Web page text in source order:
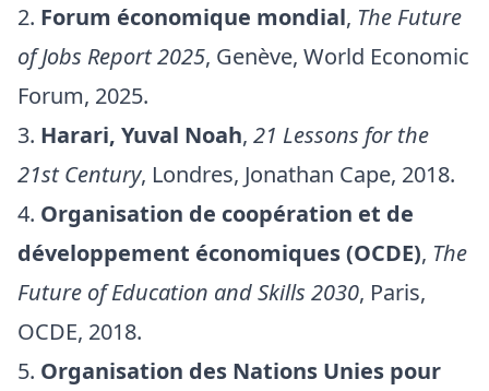
Forum économique mondial, The Future
of Jobs Report 2025, Genève, World Economic
Forum, 2025.
Harari, Yuval Noah, 21 Lessons for the
21st Century, Londres, Jonathan Cape, 2018.
Organisation de coopération et de
développement économiques (OCDE), The
Future of Education and Skills 2030, Paris,
OCDE, 2018.
Organisation des Nations Unies pour